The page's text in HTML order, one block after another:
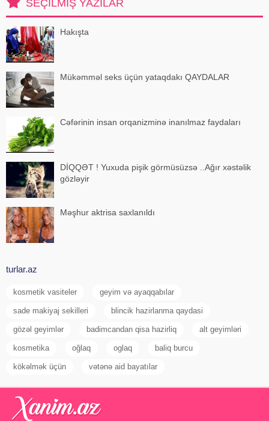
həyatSEÇILMIŞ YAZILAR
Hakışta
Mükəmməl seks üçün yataqdakı QAYDALAR
Cəfərinin insan orqanizminə inanılmaz faydaları
DİQQƏT ! Yuxuda pişik görmüsüzsə ..Ağır xəstəlik
gözləyir
Məşhur aktrisa saxlanıldı
turlar.az
kosmetik vasiteler geyim və ayaqqabılar
sade makiyaj sekilleri blincik hazirlanma qaydasi
gözəl geyimlər badimcandan qisa hazirliq alt geyimləri
kosmetika oğlaq oglaq baliq burcu
kökəlmək üçün vətənə aid bayatılar